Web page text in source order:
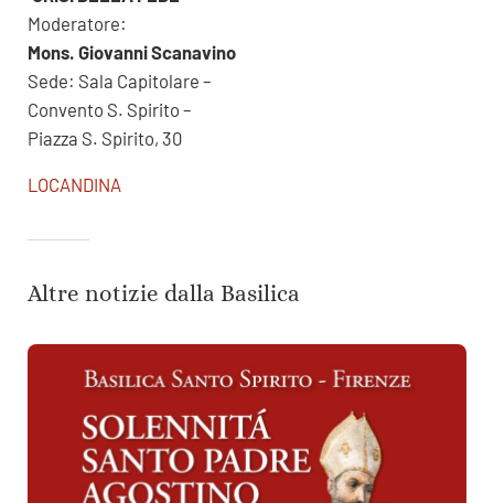
Moderatore:
Mons. Giovanni Scanavino
Sede: Sala Capitolare –
Convento S. Spirito –
Piazza S. Spirito, 30
LOCANDINA
Altre notizie dalla Basilica